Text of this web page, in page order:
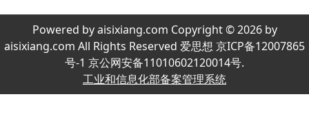
Powered by aisixiang.com Copyright © 2026 by
aisixiang.com All Rights Reserved 爱思想 京ICP备12007865
号-1 京公网安备11010602120014号.
工业和信息化部备案管理系统